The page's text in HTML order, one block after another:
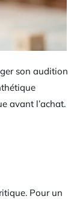
son audition
avant l’achat.
Pour un